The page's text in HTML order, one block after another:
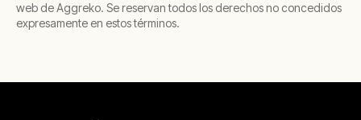
web de Aggreko. Se reservan todos los derechos no concedidos
expresamente en estos términos.